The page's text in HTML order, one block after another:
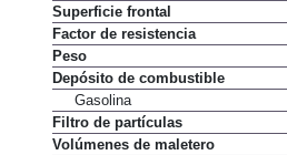
Superficie frontal
Factor de resistencia
Peso
Depósito de combustible
Gasolina
Filtro de partículas
Volúmenes de maletero